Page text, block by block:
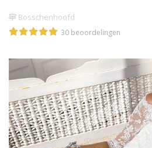
Bosschenhoofd
30 beoordelingen